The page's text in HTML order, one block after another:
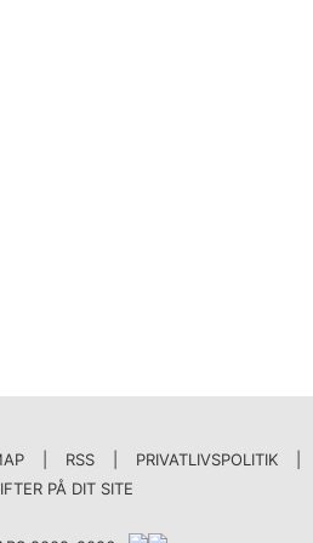
RSS PRIVATLIVSPOLITIK
PÅ DIT SITE